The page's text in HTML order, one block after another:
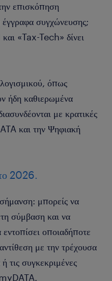
επισκόπηση
συγχώνευσης;
«Tax-Tech» δίνει
όπως
ήδη καθιερωμένα
με κρατικές
και την Ψηφιακή
2026.
μπορείς να
σύμβαση και να
οποιαδήποτε
με την τρέχουσα
τις συγκεκριμένες